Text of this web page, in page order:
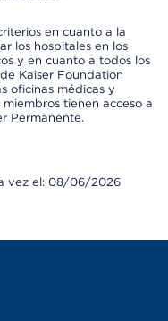
en cuanto a la
los hospitales en los
y en cuanto a todos los
Kaiser Foundation
oficinas médicas y
tienen acceso a
Permanente.
vez el: 08/06/2026